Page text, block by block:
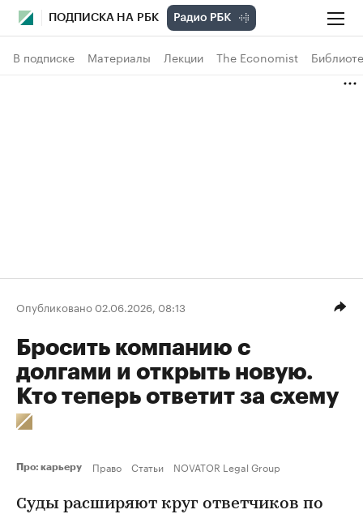
ПОДПИСКА НА РБК
В подписке Материалы Лекции The Economist
Опубликовано 02.06.2026, 08:13
Бросить компанию с
долгами и открыть новую.
Кто теперь ответит за схему
Про: карьеру Право Статьи NOVATOR Legal Group
Суды расширяют круг ответчиков по